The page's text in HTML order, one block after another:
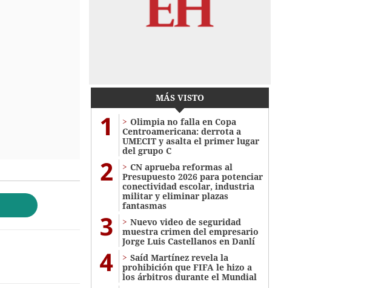
MÁS VISTO
1
Olimpia no falla en Copa
Centroamericana: derrota a
UMECIT y asalta el primer lugar
del grupo C
2
CN aprueba reformas al
Presupuesto 2026 para potenciar
conectividad escolar, industria
militar y eliminar plazas
fantasmas
3
Nuevo video de seguridad
muestra crimen del empresario
Jorge Luis Castellanos en Danlí
4
Saíd Martínez revela la
prohibición que FIFA le hizo a
los árbitros durante el Mundial